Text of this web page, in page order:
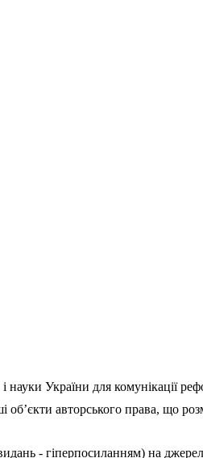
і науки України для комунікації
авторського права, що
- гіперпосиланням) на